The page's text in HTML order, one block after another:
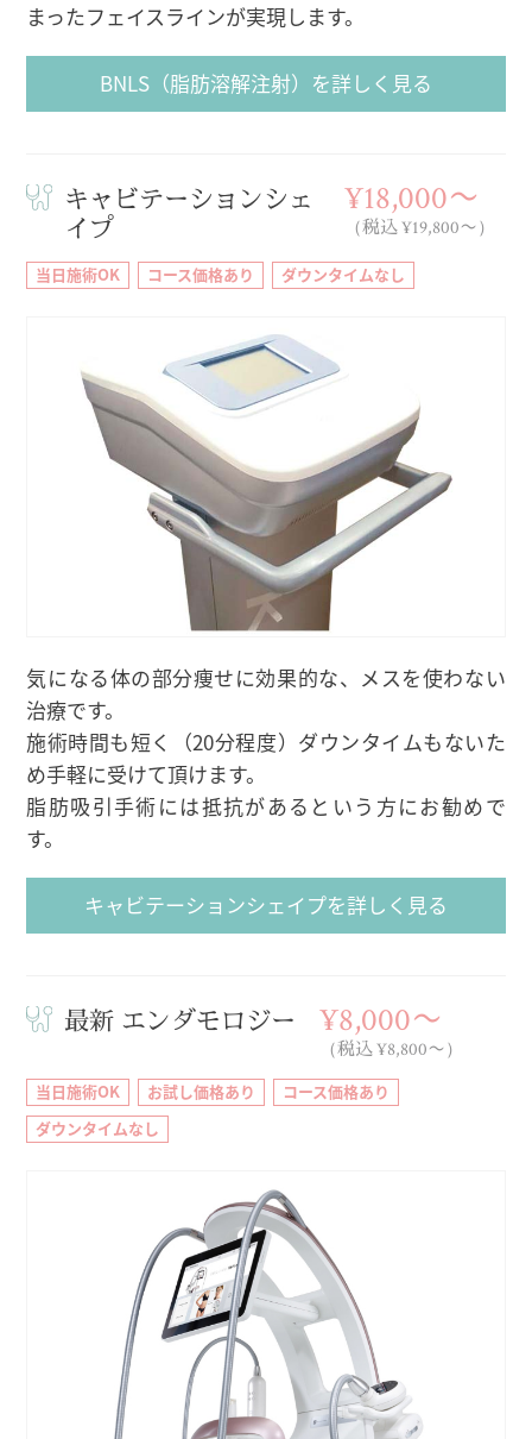
まったフェイスラインが実現します。
BNLS（脂肪溶解注射）を詳しく見る
キャビテーションシェ
イプ
¥18,000〜
（税込 ¥19,800〜）
当日施術OK コース価格あり ダウンタイムなし
気になる体の部分痩せに効果的な、メスを使わない
治療です。
施術時間も短く（20分程度）ダウンタイムもないた
め手軽に受けて頂けます。
脂肪吸引手術には抵抗があるという方にお勧めで
す。
キャビテーションシェイプを詳しく見る
最新 エンダモロジー ¥8,000〜
（税込 ¥8,800〜）
当日施術OK お試し価格あり
コース価格あり
ダウンタイムなし